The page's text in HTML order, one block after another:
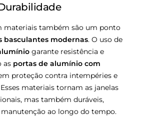
materiais também são um ponto
basculantes modernas. O uso de
garante resistência e
as portas de alumínio com
proteção contra intempéries e
materiais tornam as janelas
mas também duráveis,
ao longo do tempo.